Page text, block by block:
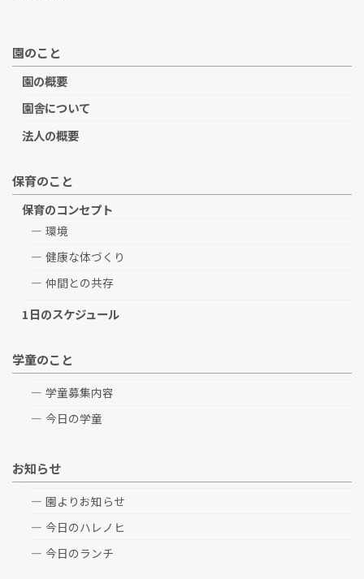
園のこと
園の概要
園舎について
法人の概要
保育のこと
保育のコンセプト
環境
健康な体づくり
仲間との共存
1日のスケジュール
学童のこと
学童募集内容
今日の学童
お知らせ
園よりお知らせ
今日のハレノヒ
今日のランチ